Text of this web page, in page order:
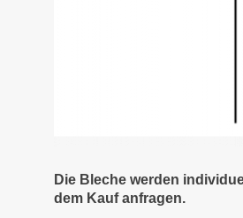
Die Bleche werden
dem Kauf anfragen.